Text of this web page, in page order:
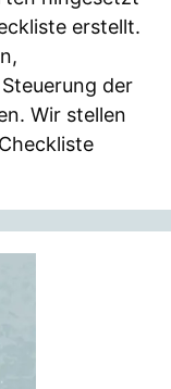
erstellt.
der
Wir stellen